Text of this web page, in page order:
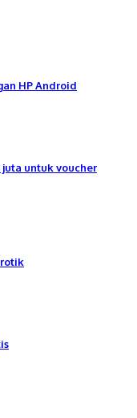
HP Android
untuk voucher